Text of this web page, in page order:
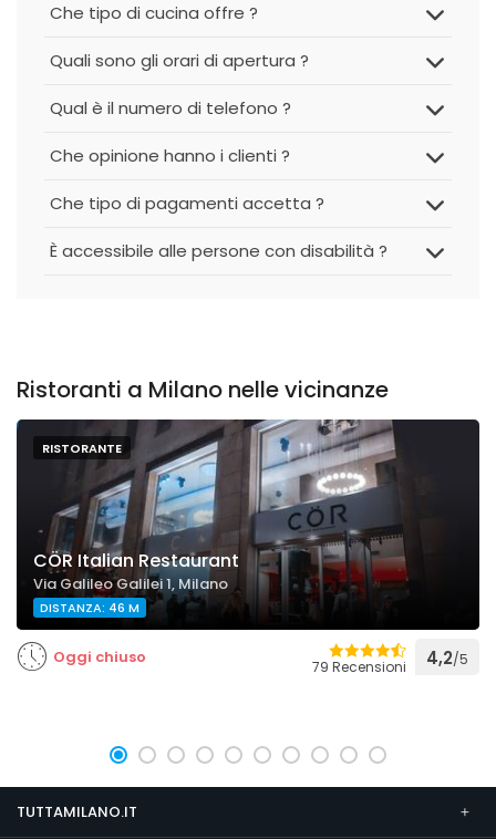
Che tipo di cucina offre ?
Quali sono gli orari di apertura ?
Qual è il numero di telefono ?
Che opinione hanno i clienti ?
Che tipo di pagamenti accetta ?
È accessibile alle persone con disabilità ?
Ristoranti a Milano nelle vicinanze
RISTORANTE
CÖR Italian Restaurant
Via Galileo Galilei 1, Milano
DISTANZA: 46 M
Oggi chiuso 79 Recensioni 4,2/5
TUTTAMILANO.IT